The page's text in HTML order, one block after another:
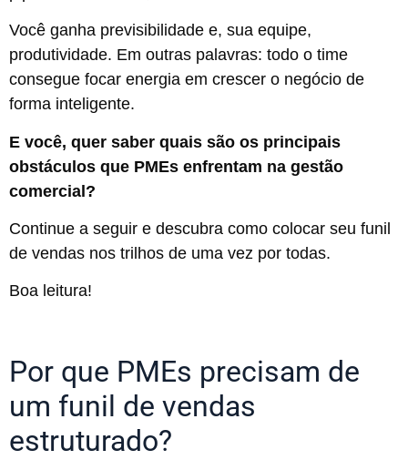
Você ganha previsibilidade e, sua equipe,
produtividade. Em outras palavras: todo o time
consegue focar energia em crescer o negócio de
forma inteligente.
E você, quer saber quais são os principais
obstáculos que PMEs enfrentam na gestão
comercial?
Continue a seguir e descubra como colocar seu funil
de vendas nos trilhos de uma vez por todas.
Boa leitura!
Por que PMEs precisam de
um funil de vendas
estruturado?